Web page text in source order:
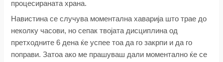
процесираната храна.
Навистина се случува моментална хаварија што трае до
неколку часови, но сепак твојата дисциплина од
претходните 6 дена ќе успее тоа да го закрпи и да го
поправи. Затоа ако ме прашуваш дали моментално ќе се